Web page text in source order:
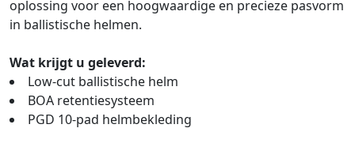
oplossing voor een hoogwaardige en precieze pasvorm
in ballistische helmen.
Wat krijgt u geleverd:
Low-cut ballistische helm
BOA retentiesysteem
PGD 10-pad helmbekleding